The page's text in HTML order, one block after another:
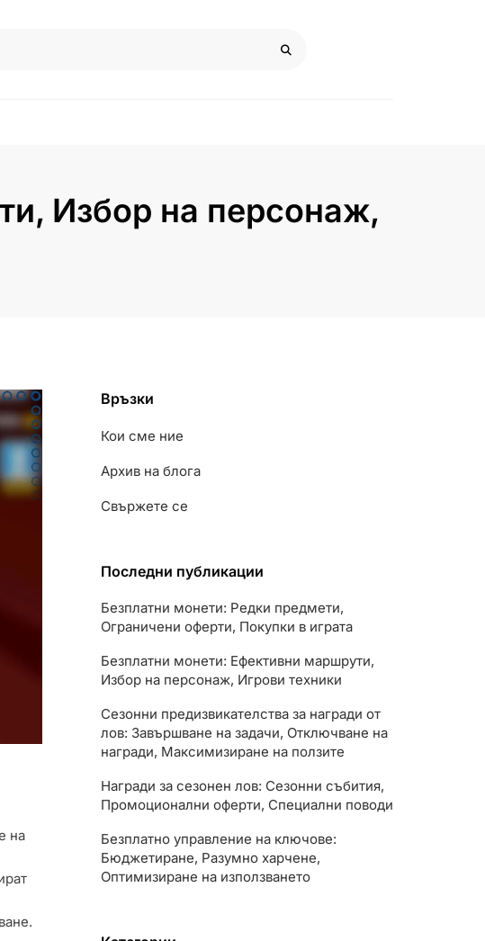
Избор на персонаж,
на
Връзки
Кои сме ние
Архив на блога
Свържете се
Последни публикации
Безплатни монети: Редки предмети,
Ограничени оферти, Покупки в играта
Безплатни монети: Ефективни маршрути,
Избор на персонаж, Игрови техники
Сезонни предизвикателства за награди от
лов: Завършване на задачи, Отключване на
награди, Максимизиране на ползите
Награди за сезонен лов: Сезонни събития,
Промоционални оферти, Специални поводи
Безплатно управление на ключове:
Бюджетиране, Разумно харчене,
Оптимизиране на използването